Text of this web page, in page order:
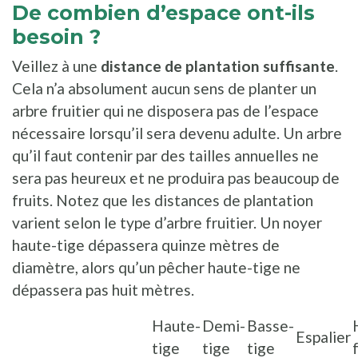
De combien d’espace ont-ils
besoin ?
Veillez à une distance de plantation suffisante.
Cela n’a absolument aucun sens de planter un
arbre fruitier qui ne disposera pas de l’espace
nécessaire lorsqu’il sera devenu adulte. Un arbre
qu’il faut contenir par des tailles annuelles ne
sera pas heureux et ne produira pas beaucoup de
fruits. Notez que les distances de plantation
varient selon le type d’arbre fruitier. Un noyer
haute-tige dépassera quinze mètres de
diamètre, alors qu’un pêcher haute-tige ne
dépassera pas huit mètres.
Haute-
tige
Demi-
tige
Basse-
tige
Espalier